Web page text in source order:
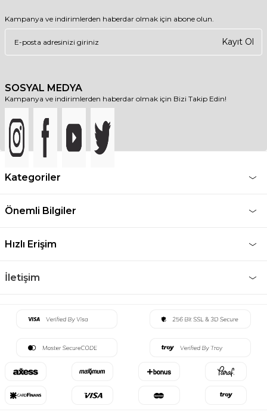
Kampanya ve indirimlerden haberdar olmak için abone olun.
Kayıt Ol
SOSYAL MEDYA
Kampanya ve indirimlerden haberdar olmak için Bizi Takip Edin!
Kategoriler
Önemli Bilgiler
Hızlı Erişim
İletişim